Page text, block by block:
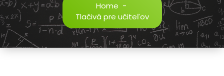
Home -
Tlačivá pre učiteľov